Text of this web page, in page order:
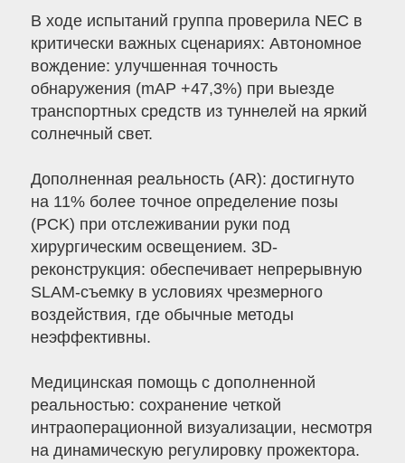
В ходе испытаний группа проверила NEC в
критически важных сценариях: Автономное
вождение: улучшенная точность
обнаружения (mAP +47,3%) при выезде
транспортных средств из туннелей на яркий
солнечный свет.
Дополненная реальность (AR): достигнуто
на 11% более точное определение позы
(PCK) при отслеживании руки под
хирургическим освещением. 3D-
реконструкция: обеспечивает непрерывную
SLAM-съемку в условиях чрезмерного
воздействия, где обычные методы
неэффективны.
Медицинская помощь с дополненной
реальностью: сохранение четкой
интраоперационной визуализации, несмотря
на динамическую регулировку прожектора.